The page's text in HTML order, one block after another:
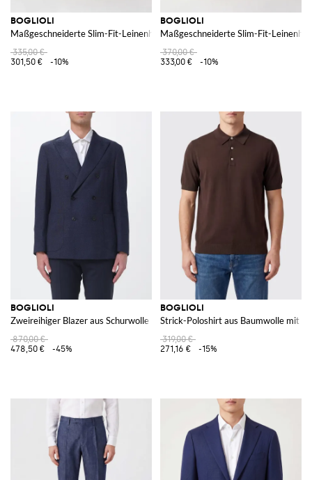
BOGLIOLI
Maßgeschneiderte Slim-Fit-Leinenhose mit Gürtelschlaufen
335,00 €
301,50 €
-10%
BOGLIOLI
Maßgeschneiderte Slim-Fit-
370,00 €
333,00 €
-10%
BOGLIOLI
Zweireihiger Blazer aus Schurwolle
870,00 €
478,50 €
-45%
BOGLIOLI
Strick-Poloshirt aus Baumwolle mit
319,00 €
271,16 €
-15%